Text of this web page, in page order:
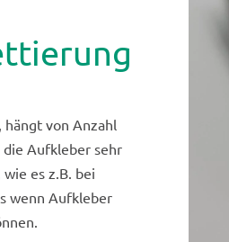
von Anzahl
Aufkleber sehr
es z.B. bei
wenn Aufkleber